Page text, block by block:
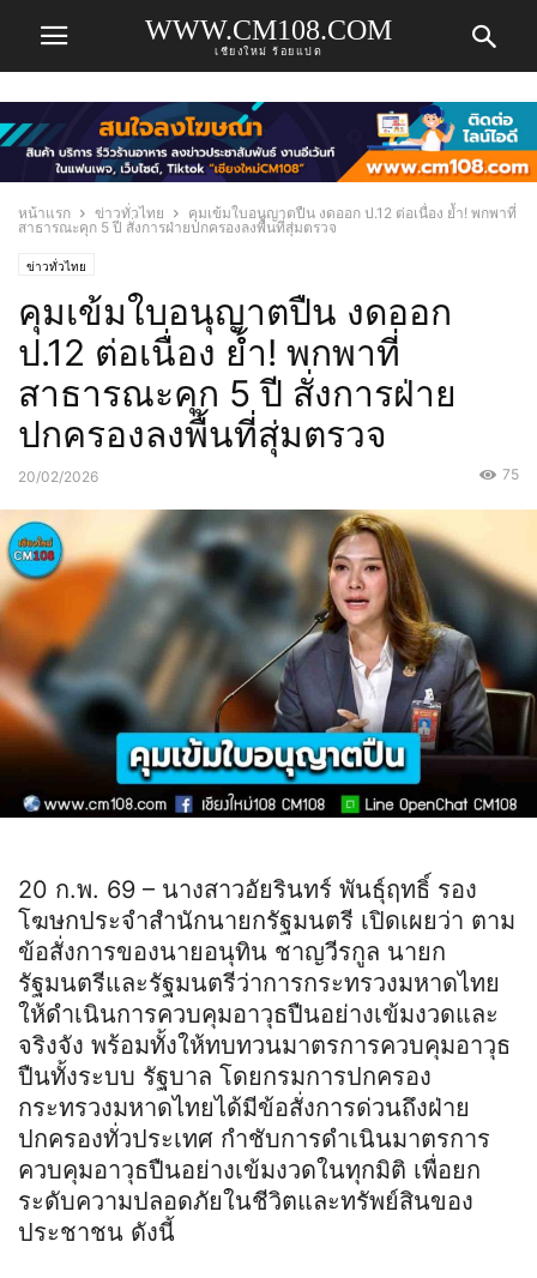
WWW.CM108.COM
เชียงใหม่ ร้อยแปด
หน้าแรก ข่าวทั่วไทย
คุมเข้มใบอนุญาตปืน งดออก ป.12 ต่อเนื่อง ย้ำ! พกพาที่
สาธารณะคุก 5 ปี สั่งการฝ่ายปกครองลงพื้นที่สุ่มตรวจ
ข่าวทั่วไทย
คุมเข้มใบอนุญาตปืน งดออก
ป.12 ต่อเนื่อง ย้ำ! พกพาที่
สาธารณะคุก 5 ปี สั่งการฝ่าย
ปกครองลงพื้นที่สุ่มตรวจ
20/02/2026 75
20 ก.พ. 69 – นางสาวอัยรินทร์ พันธุ์ฤทธิ์ รอง
โฆษกประจำสำนักนายกรัฐมนตรี เปิดเผยว่า ตาม
ข้อสั่งการของนายอนุทิน ชาญวีรกูล นายก
รัฐมนตรีและรัฐมนตรีว่าการกระทรวงมหาดไทย
ให้ดำเนินการควบคุมอาวุธปืนอย่างเข้มงวดและ
จริงจัง พร้อมทั้งให้ทบทวนมาตรการควบคุมอาวุธ
ปืนทั้งระบบ รัฐบาล โดยกรมการปกครอง
กระทรวงมหาดไทยได้มีข้อสั่งการด่วนถึงฝ่าย
ปกครองทั่วประเทศ กำชับการดำเนินมาตรการ
ควบคุมอาวุธปืนอย่างเข้มงวดในทุกมิติ เพื่อยก
ระดับความปลอดภัยในชีวิตและทรัพย์สินของ
ประชาชน ดังนี้